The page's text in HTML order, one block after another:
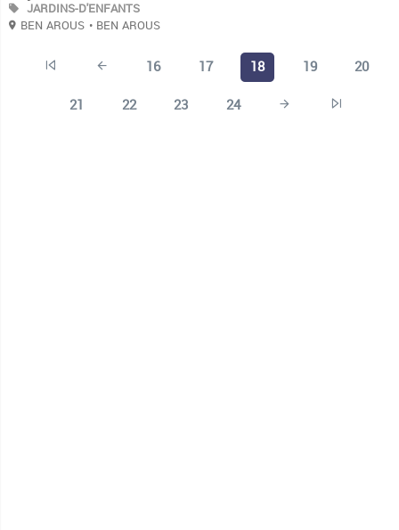
JARDINS-D'ENFANTS
BEN AROUS • BEN AROUS
16 17 18 19
20
21
22 23 24